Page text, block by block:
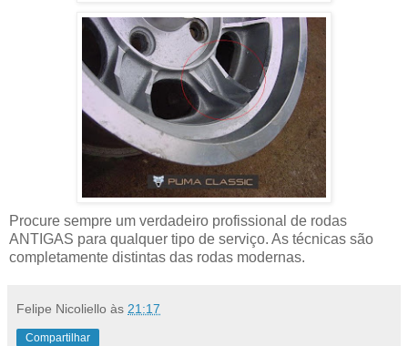
Procure sempre um verdadeiro profissional de rodas
ANTIGAS para qualquer tipo de serviço. As técnicas são
completamente distintas das rodas modernas.
Felipe Nicoliello às 21:17
Compartilhar